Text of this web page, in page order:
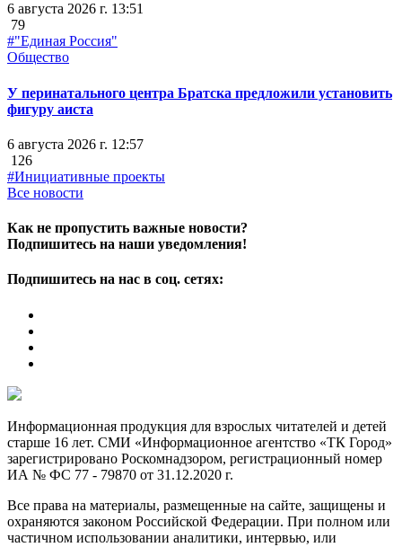
6 августа 2026 г. 13:51
79
#"Единая Россия"
Общество
У перинатального центра Братска предложили установить
фигуру аиста
6 августа 2026 г. 12:57
126
#Инициативные проекты
Все новости
Как не пропустить важные новости?
Подпишитесь на наши уведомления!
Подпишитесь на нас в соц. сетях:
Информационная продукция для взрослых читателей и детей
старше 16 лет. СМИ «Информационное агентство «ТК Город»
зарегистрировано Роскомнадзором, регистрационный номер
ИА № ФС 77 - 79870 от 31.12.2020 г.
Все права на материалы, размещенные на сайте, защищены и
охраняются законом Российской Федерации. При полном или
частичном использовании аналитики, интервью, или